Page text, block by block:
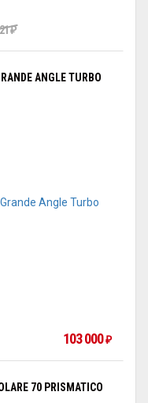
₽
ANGLE TURBO
103 000₽
70 PRISMATICO